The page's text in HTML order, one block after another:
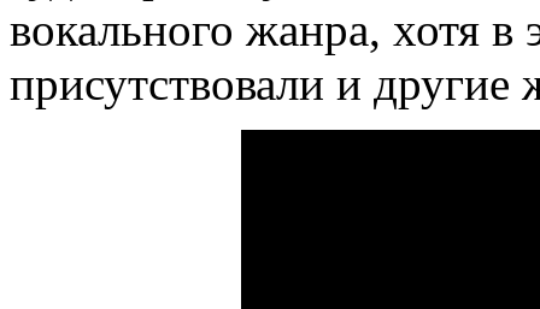
вокального жанра, хотя в
присутствовали и другие